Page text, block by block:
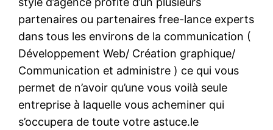
partenaires ou partenaires free-lance experts
dans tous les environs de la communication (
Développement Web/ Création graphique/
Communication et administre ) ce qui vous
permet de n’avoir qu’une vous voilà seule
entreprise à laquelle vous acheminer qui
s’occupera de toute votre astuce.le